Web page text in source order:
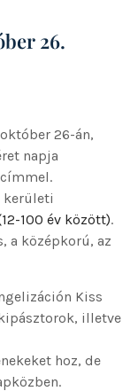
26.
26-án,
napja
kerületi
100 év között).
a középkorú, az
Kiss
illetve
hoz, de